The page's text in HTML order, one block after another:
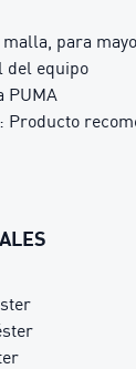
malla, para
del equipo
PUMA
Producto